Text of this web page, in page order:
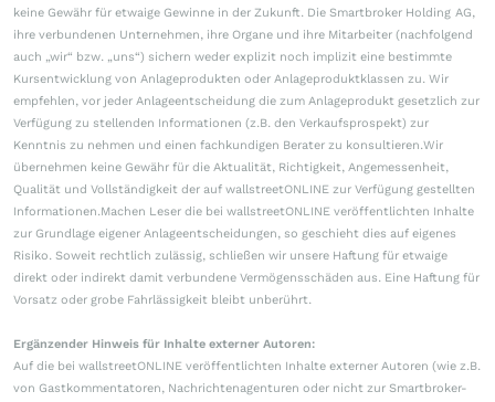
keine Gewähr für etwaige Gewinne in der Zukunft. Die Smartbroker Holding AG,
ihre verbundenen Unternehmen, ihre Organe und ihre Mitarbeiter (nachfolgend
auch „wir“ bzw. „uns“) sichern weder explizit noch implizit eine bestimmte
Kursentwicklung von Anlageprodukten oder Anlageproduktklassen zu. Wir
empfehlen, vor jeder Anlageentscheidung die zum Anlageprodukt gesetzlich zur
Verfügung zu stellenden Informationen (z.B. den Verkaufsprospekt) zur
Kenntnis zu nehmen und einen fachkundigen Berater zu konsultieren.Wir
übernehmen keine Gewähr für die Aktualität, Richtigkeit, Angemessenheit,
Qualität und Vollständigkeit der auf wallstreetONLINE zur Verfügung gestellten
Informationen.Machen Leser die bei wallstreetONLINE veröffentlichten Inhalte
zur Grundlage eigener Anlageentscheidungen, so geschieht dies auf eigenes
Risiko. Soweit rechtlich zulässig, schließen wir unsere Haftung für etwaige
direkt oder indirekt damit verbundene Vermögensschäden aus. Eine Haftung für
Vorsatz oder grobe Fahrlässigkeit bleibt unberührt.
Ergänzender Hinweis für Inhalte externer Autoren:
Auf die bei wallstreetONLINE veröffentlichten Inhalte externer Autoren (wie z.B.
von Gastkommentatoren, Nachrichtenagenturen oder nicht zur Smartbroker-